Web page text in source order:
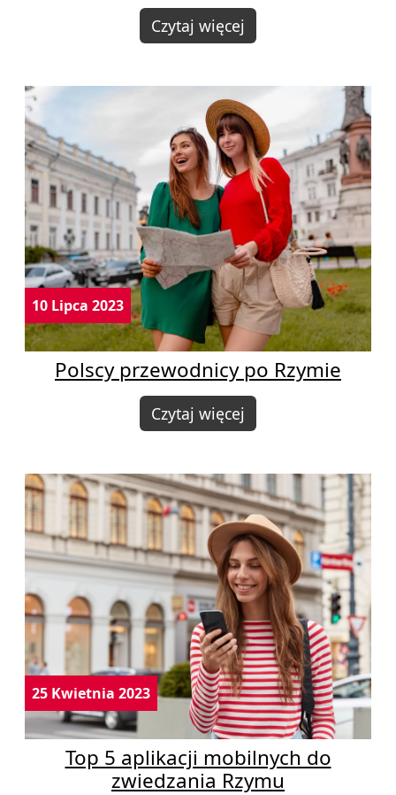
Czytaj więcej
10 Lipca 2023
Polscy przewodnicy po Rzymie
Czytaj więcej
25 Kwietnia 2023
Top 5 aplikacji mobilnych do
zwiedzania Rzymu